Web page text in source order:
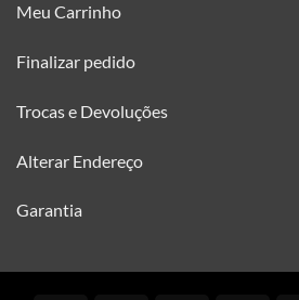
Meu Carrinho
Finalizar pedido
Trocas e Devoluções
Alterar Endereço
Garantia